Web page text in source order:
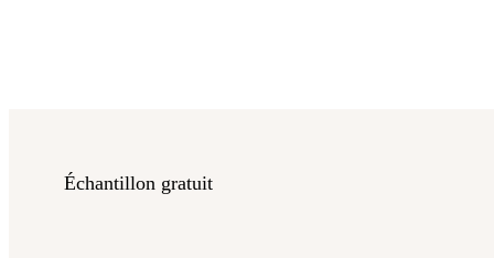
Échantillon gratuit